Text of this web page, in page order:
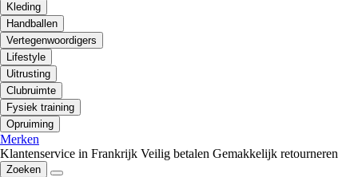
Kleding
Handballen
Vertegenwoordigers
Lifestyle
Uitrusting
Clubruimte
Fysiek training
Opruiming
Merken
Klantenservice in Frankrijk Veilig betalen Gemakkelijk retourneren
Zoeken